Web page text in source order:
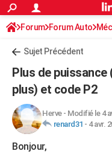
ACTUALITÉS
Politique
Société
Faits Divers
Education
Monde
Villes
+
Programme TV
Streaming
Cinéma
Sorties cinéma
Musique
FINANCE
Retraite
Impôts
Epargne
Immobilier
Risques naturels par ville
Banque
Assurance
Crédit
AUTO
Essais
Réserver un essai
Citadines
Berlines
SUV
Forum auto
HIGH-TECH
Forum Forum Auto
Sujet Précédent
Plus de puissance
plus) et code P2
Herve- Modifié le 4
renard31 - 4 avr.
Bonjour,